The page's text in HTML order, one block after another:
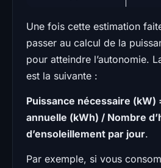
Une fois cette estimation
passer au calcul de la
pour atteindre l’autonomie.
est la suivante :
Puissance nécessaire (kW)
annuelle (kWh) / Nombre
d’ensoleillement par jour.
Par exemple, si vous